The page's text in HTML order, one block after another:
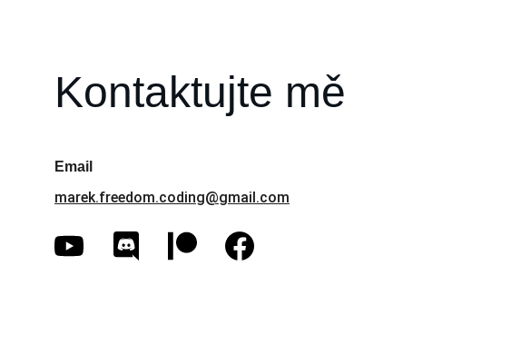
Kontaktujte mě
Email
marek.freedom.coding@gmail.com